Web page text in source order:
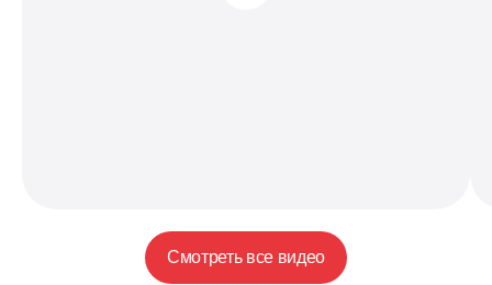
Смотреть все видео